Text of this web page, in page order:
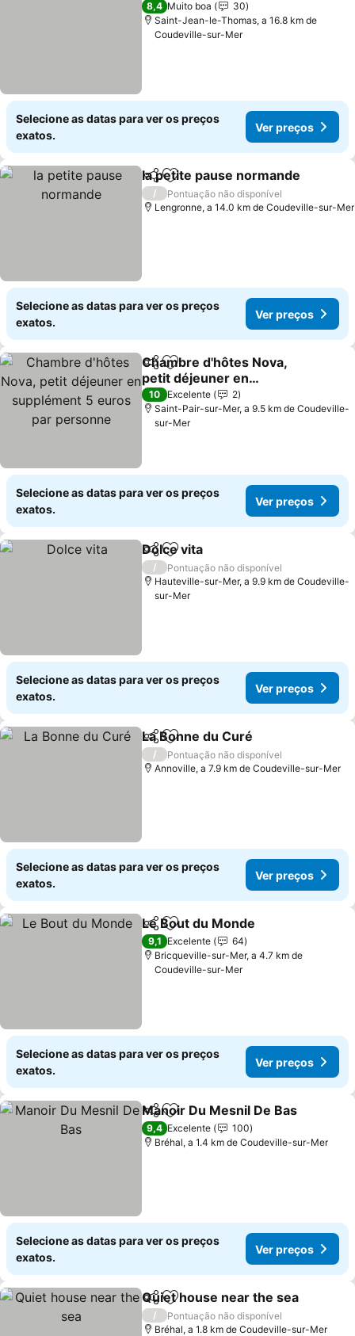
8,4 Muito boa
30
Saint-Jean-le-Thomas, a 16.8 km de
Coudeville-sur-Mer
Selecione as datas para ver os preços
exatos.
Ver preços
PartilharAdicionar aos favoritos
la petite pause normande
/
Pontuação não disponível
Lengronne, a 14.0 km de Coudeville-sur-Mer
Selecione as datas para ver os preços
exatos.
Ver preços
PartilharAdicionar aos favoritos
Chambre d'hôtes Nova,
petit déjeuner en
supplément 5 euros par
personne
Ver preços
10 Excelente
2
Saint-Pair-sur-Mer, a 9.5 km de Coudeville-
sur-Mer
Selecione as datas para ver os preços
exatos.
Ver preços
PartilharAdicionar aos favoritos
Dolce vita
/
Pontuação não disponível
Hauteville-sur-Mer, a 9.9 km de Coudeville-
sur-Mer
Selecione as datas para ver os preços
exatos.
Ver preços
PartilharAdicionar aos favoritos
La Bonne du Curé
/
Pontuação não disponível
Annoville, a 7.9 km de Coudeville-sur-Mer
Selecione as datas para ver os preços
exatos.
Ver preços
PartilharAdicionar aos favoritos
Le Bout du Monde
9,1 Excelente
64
Bricqueville-sur-Mer, a 4.7 km de
Coudeville-sur-Mer
Selecione as datas para ver os preços
exatos.
Ver preços
PartilharAdicionar aos favoritos
Manoir Du Mesnil De Bas
9,4 Excelente
100
Bréhal, a 1.4 km de Coudeville-sur-Mer
Selecione as datas para ver os preços
exatos.
Ver preços
PartilharAdicionar aos favoritos
Quiet house near the sea
/
Pontuação não disponível
Bréhal, a 1.8 km de Coudeville-sur-Mer